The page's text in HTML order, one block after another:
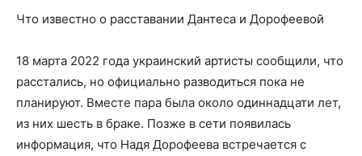
Что известно о расставании Дантеса и Дорофеевой
18 марта 2022 года украинский артисты сообщили, что
расстались, но официально разводиться пока не
планируют. Вместе пара была около одиннадцати лет,
из них шесть в браке. Позже в сети появилась
информация, что Надя Дорофеева встречается с